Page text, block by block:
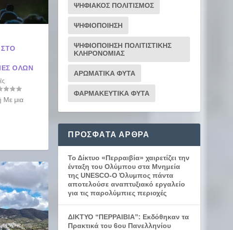
ΣΤΟ
ΌΛΩΝ
Με μια
ΨΗΦΙΑΚΟΣ ΠΟΛΙΤΙΣΜΟΣ
ΨΗΦΙΟΠΟΙΗΣΗ
ΨΗΦΙΟΠΟΙΗΣΗ ΠΟΛΙΤΙΣΤΙΚΗΣ
ΚΛΗΡΟΝΟΜΙΑΣ
ΑΡΩΜΑΤΙΚΑ ΦΥΤΑ
ΦΑΡΜΑΚΕΥΤΙΚΑ ΦΥΤΑ
ΠΡΌΣΦΑΤΑ ΆΡΘΡΑ
Το Δίκτυο «Περραιβία» χαιρετίζει την
ένταξη του Ολύμπου στα Μνημεία
της UNESCO-Ο Όλυμπος πάντα
αποτελούσε αναπτυξιακό εργαλείο
για τις παρολύμπιες περιοχές
ΔΙΚΤΥΟ “ΠΕΡΡΑΙΒΙΑ”: Εκδόθηκαν τα
Πρακτικά του 6ου Πανελληνίου